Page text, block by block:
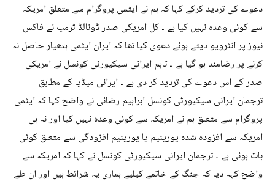
دعوے کی تردید کرکے کہا کہ ہم نے ایٹمی پروگرام سے متعلق امریکہ
سے کوئی وعدہ نہیں کیا ہے ۔ کل امریکی صدر ڈونالڈ ٹرمپ نے فاکس
نیوز پر انٹرویو دیتے ہوئے دعویٰ کیا تھا کہ ایران ایٹمی ہتھیار حاصل نہ
کرنے پر رضامند ہو گیا ہے ۔ تاہم ایرانی سیکیورٹی کونسل نے امریکی
صدر کے اس دعوے کی تردید کر دی ہے ۔ ایرانی میڈیا کے مطابق
ترجمان ایرانی سیکیورٹی کونسل ابراہیم رضائی نے واضح کہا کہ ایٹمی
پروگرام سے متعلق ہم نے امریکہ سے کوئی وعدہ نہیں کیا اور نہ ہی
امریکہ سے افزودہ شدہ یورینیم یا یورینیم افزودگی سے متعلق کوئی
بات ہوئی ہے ۔ ترجمان ایرانی سیکیورٹی کونسل نے کہا کہ امریکہ سے
واضح کہہ دیا کہ جنگ کے خاتمے کیلیے ہماری یہ شرائط ہیں اور ان طے